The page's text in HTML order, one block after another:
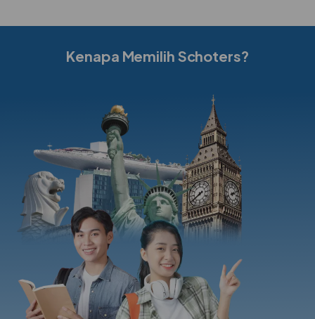
Kenapa Memilih Schoters?